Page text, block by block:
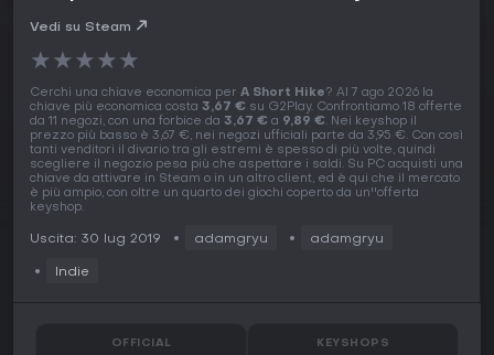
Vedi su Steam
★★★★★
Cerchi una chiave economica per A Short Hike? Al 7 ago 2026 la
chiave più economica costa 3,67 € su G2Play. Confrontiamo 18 offerte
da 11 negozi, con una forbice da 3,67 € a 9,89 €. Nei keyshop il
prezzo più basso è 3,67 €, nei negozi ufficiali parte da 3,95 €. Con così
tanti venditori il divario tra gli estremi è spesso di più volte, quindi
scegliere il negozio pesa più che aspettare i saldi. Su PC acquisti una
chiave da attivare in Steam o in un altro client, ed è qui che il mercato
è più ampio, con oltre un quarto dei giochi coperto da un''offerta
keyshop.
Uscita: 30 lug 2019 adamgryu adamgryu
Indie
OFFICIAL KEYSHOPS